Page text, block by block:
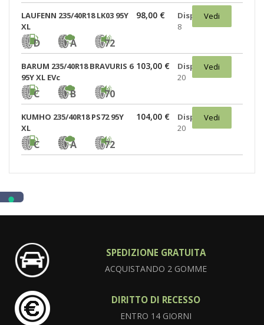
LAUFENN 235/40R18 LK03 95Y
XL
D A 72
98,00 €
Disponibili:
8
Vedi
BARUM 235/40R18 BRAVURIS 6
95Y XL EVc
C B 70
103,00 €
Disponibili:
20
Vedi
KUMHO 235/40R18 PS72 95Y
XL
C A 72
104,00 €
Disponibili:
20
Vedi
SPEDIZIONE GRATUITA
ACQUISTANDO 2 GOMME
DIRITTO DI RECESSO
ENTRO 14 GIORNI